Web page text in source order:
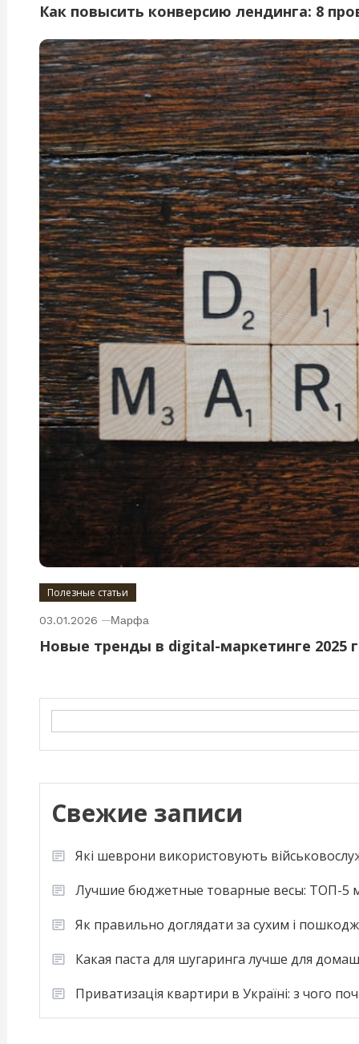
Как повысить конверсию лендинга: 8
Полезные статьи
03.01.2026 Марфа
Новые тренды в digital-маркетинге 2025
Свежие записи
Які шеврони використовують
Лучшие бюджетные товарные весы: ТОП-5
Як правильно доглядати за сухим і
Какая паста для шугаринга лучше для
Приватизація квартири в Україні: з чого